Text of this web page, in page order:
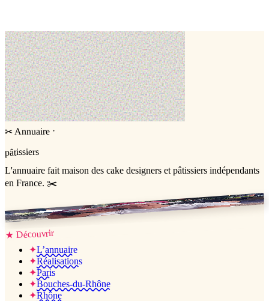
Cake design
✂ Annuaire ·
pâtissiers
L'annuaire fait maison des cake designers et pâtissiers indépendants
en France. ✂️
Jessica & Jérémy ♡
★ Découvrir
✦L’annuaire
✦Réalisations
✦Paris
✦Bouches-du-Rhône
✦Rhône